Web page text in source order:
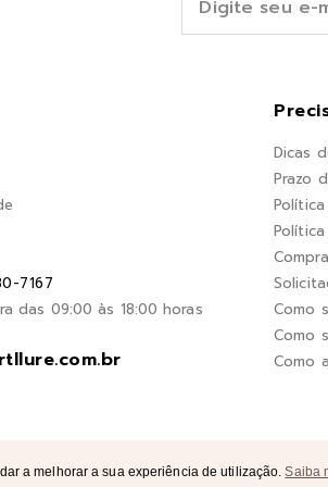
7167
das 09:00 às 18:00 horas
Dicas
Prazo
Como
Como
Como
a melhorar a sua experiência de utilização.Saiba